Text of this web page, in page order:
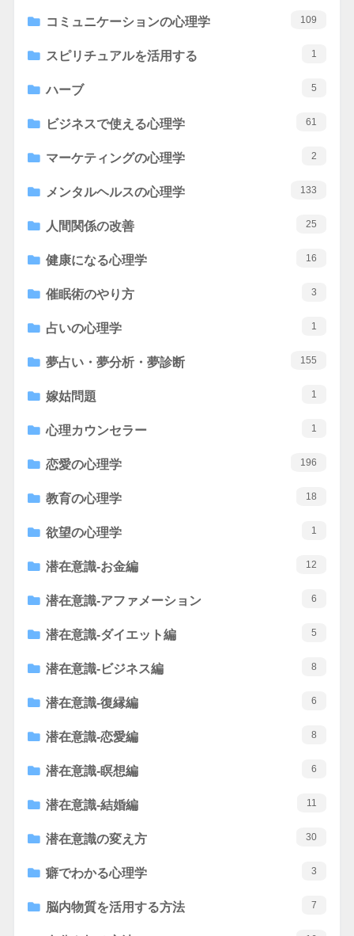
コミュニケーションの心理学 109
スピリチュアルを活用する 1
ハーブ 5
ビジネスで使える心理学 61
マーケティングの心理学 2
メンタルヘルスの心理学 133
人間関係の改善 25
健康になる心理学 16
催眠術のやり方 3
占いの心理学 1
夢占い・夢分析・夢診断 155
嫁姑問題 1
心理カウンセラー 1
恋愛の心理学 196
教育の心理学 18
欲望の心理学 1
潜在意識-お金編 12
潜在意識-アファメーション 6
潜在意識-ダイエット編 5
潜在意識-ビジネス編 8
潜在意識-復縁編 6
潜在意識-恋愛編 8
潜在意識-瞑想編 6
潜在意識-結婚編 11
潜在意識の変え方 30
癖でわかる心理学 3
脳内物質を活用する方法 7